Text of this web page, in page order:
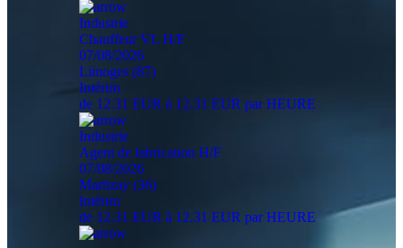
Industrie
Chauffeur VL H/F
07/08/2026
Limoges (87)
Intérim
de 12.31 EUR à 12.31 EUR par HEURE
Industrie
Agent de fabrication H/F
07/08/2026
Martizay (36)
Intérim
de 12.31 EUR à 12.31 EUR par HEURE